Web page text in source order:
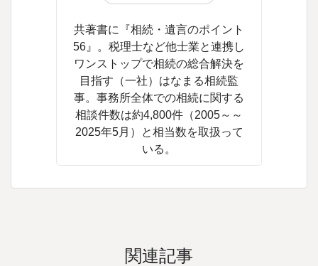
共著書に『相続・遺言のポイント
56』。税理士など他士業と連携し
ワンストップで相続の総合解決を
目指す（一社）はなまる相続監
事。事務所全体での相続に関する
相談件数は約4,800件（2005～～
2025年5月）と相当数を取扱って
いる。
関連記事